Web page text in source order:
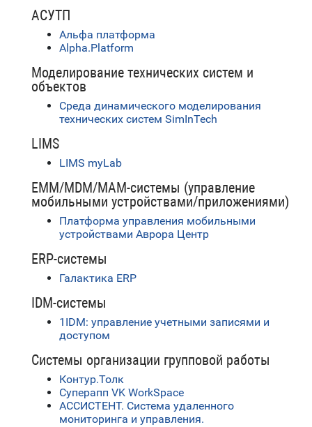
АСУТП
Альфа платформа
Alpha.Platform
Моделирование технических систем и
объектов
Среда динамического моделирования
технических систем SimInTech
LIMS
LIMS myLab
EMM/MDM/MAM-системы (управление
мобильными устройствами/приложениями)
Платформа управления мобильными
устройствами Аврора Центр
ERP-системы
Галактика ERP
IDM-системы
1IDM: управление учетными записями и
доступом
Системы организации групповой работы
Контур.Толк
Суперапп VK WorkSpace
АССИСТЕНТ. Система удаленного
мониторинга и управления.